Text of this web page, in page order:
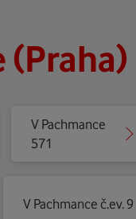
(Praha)
V Pachmance
571
V Pachmance č.ev. 9